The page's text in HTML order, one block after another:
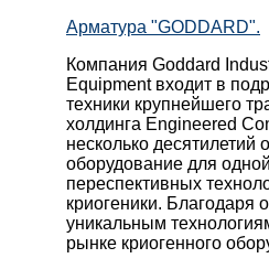
Арматура "GODDARD".
Компания Goddard
Equipment входит в
техники крупнейшего
холдинга Engineered
несколько десятилетий
оборудование для
переспективных
криогеники. Благодаря
уникальным
рынке криогенного